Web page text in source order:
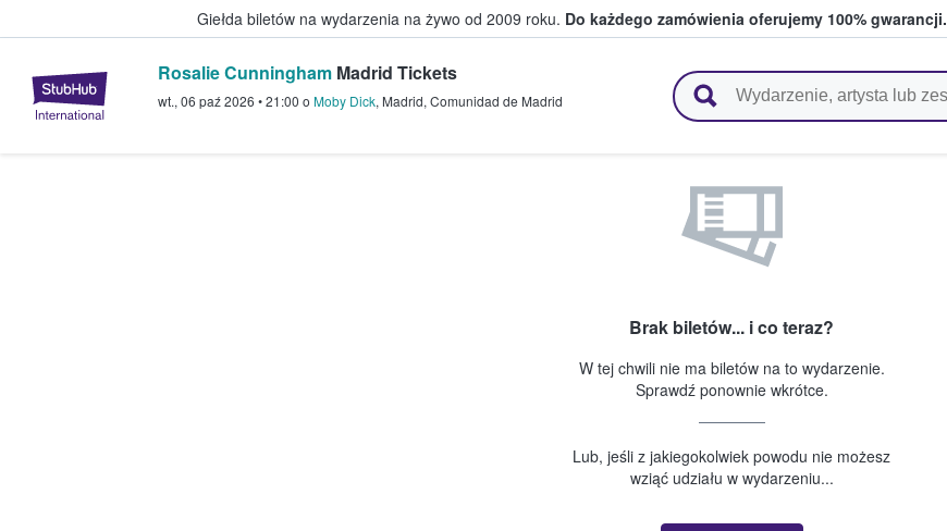
Giełda biletów na wydarzenia na żywo od 2009 roku. Do każdego zamówienia oferujemy 100% gwarancji.
StubHub — miejsce, w którym fani i kibice kupują i sprzedają bilety
Rosalie Cunningham Madrid Tickets
wt., 06 paź 2026 •21:00 o Moby Dick, Madrid, Comunidad de Madrid
Brak biletów... i co teraz?
W tej chwili nie ma biletów na to wydarzenie.
Sprawdź ponownie wkrótce.
Lub, jeśli z jakiegokolwiek powodu nie możesz
wziąć udziału w wydarzeniu...